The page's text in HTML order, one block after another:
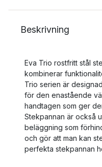
Beskrivning
Eva Trio rostfritt stål
kombinerar
Trio serien är
för den enastående
handtagen som ger
Stekpannan är också
beläggning som
och gör att man kan
perfekta stekpannan